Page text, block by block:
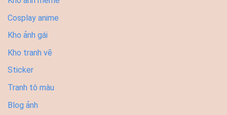
Cosplay anime
Kho ảnh gái
Kho tranh vẽ
Sticker
Tranh tô màu
Blog ảnh